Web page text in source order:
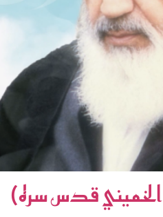
الخميني قدس سره)